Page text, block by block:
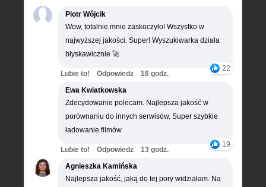
Piotr Wójcik
Wow, totalnie mnie zaskoczyło! Wszystko w
najwyższej jakości. Super! Wyszukiwarka działa
błyskawicznie 🚀
22
Lubie to! Odpowiedz
16 godz.
Ewa Kwiatkowska
Zdecydowanie polecam. Najlepsza jakość w
porównaniu do innych serwisów. Super szybkie
ładowanie filmów
19
Lubie to! Odpowiedz
13 godz.
Agnieszka Kamińska
Najlepsza jakość, jaką do tej pory widziałam. Na